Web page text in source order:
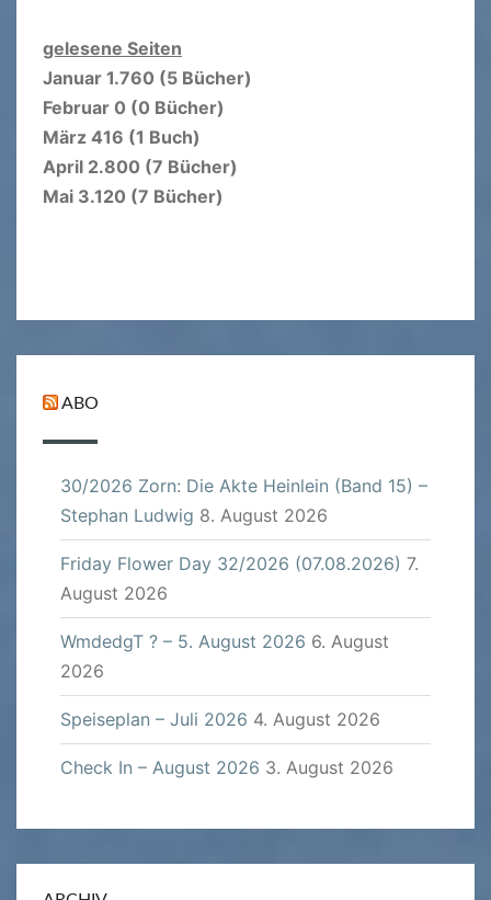
gelesene Seiten
Januar 1.760 (5 Bücher)
Februar 0 (0 Bücher)
März 416 (1 Buch)
April 2.800 (7 Bücher)
Mai 3.120 (7 Bücher)
ABO
30/2026 Zorn: Die Akte Heinlein (Band 15) –
Stephan Ludwig 8. August 2026
Friday Flower Day 32/2026 (07.08.2026) 7.
August 2026
WmdedgT ? – 5. August 2026 6. August
2026
Speiseplan – Juli 2026 4. August 2026
Check In – August 2026 3. August 2026